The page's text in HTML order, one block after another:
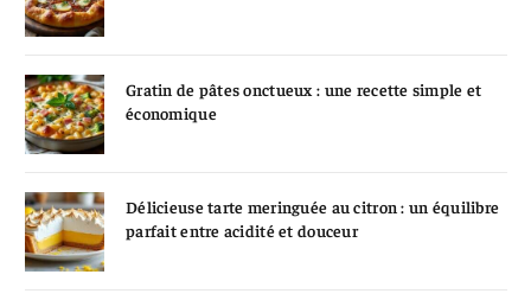
Gratin de pâtes onctueux : une recette simple et
économique
Délicieuse tarte meringuée au citron : un équilibre
parfait entre acidité et douceur